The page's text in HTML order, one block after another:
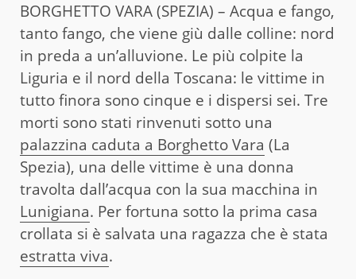
BORGHETTO VARA (SPEZIA) – Acqua e fango,
tanto fango, che viene giù dalle colline: nord
in preda a un’alluvione. Le più colpite la
Liguria e il nord della Toscana: le vittime in
tutto finora sono cinque e i dispersi sei. Tre
morti sono stati rinvenuti sotto una
palazzina caduta a Borghetto Vara (La
Spezia), una delle vittime è una donna
travolta dall’acqua con la sua macchina in
Lunigiana. Per fortuna sotto la prima casa
crollata si è salvata una ragazza che è stata
estratta viva.